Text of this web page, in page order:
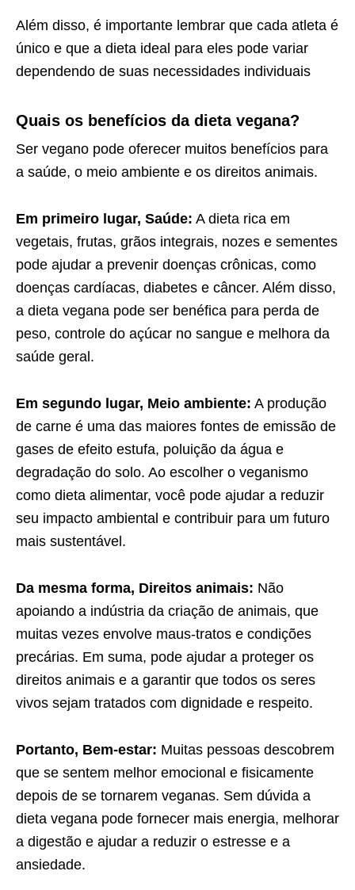
Além disso, é importante lembrar que cada atleta é
único e que a dieta ideal para eles pode variar
dependendo de suas necessidades individuais
Quais os benefícios da dieta vegana?
Ser vegano pode oferecer muitos benefícios para
a saúde, o meio ambiente e os direitos animais.
Em primeiro lugar, Saúde: A dieta rica em
vegetais, frutas, grãos integrais, nozes e sementes
pode ajudar a prevenir doenças crônicas, como
doenças cardíacas, diabetes e câncer. Além disso,
a dieta vegana pode ser benéfica para perda de
peso, controle do açúcar no sangue e melhora da
saúde geral.
Em segundo lugar, Meio ambiente: A produção
de carne é uma das maiores fontes de emissão de
gases de efeito estufa, poluição da água e
degradação do solo. Ao escolher o veganismo
como dieta alimentar, você pode ajudar a reduzir
seu impacto ambiental e contribuir para um futuro
mais sustentável.
Da mesma forma, Direitos animais: Não
apoiando a indústria da criação de animais, que
muitas vezes envolve maus-tratos e condições
precárias. Em suma, pode ajudar a proteger os
direitos animais e a garantir que todos os seres
vivos sejam tratados com dignidade e respeito.
Portanto, Bem-estar: Muitas pessoas descobrem
que se sentem melhor emocional e fisicamente
depois de se tornarem veganas. Sem dúvida a
dieta vegana pode fornecer mais energia, melhorar
a digestão e ajudar a reduzir o estresse e a
ansiedade.